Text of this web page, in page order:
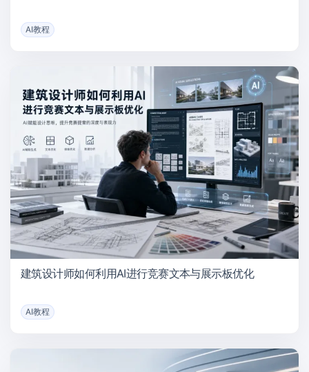
AI教程
建筑设计师如何利用AI进行竞赛文本与展示板优化
AI教程